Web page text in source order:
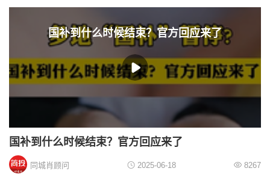
国补到什么时候结束？官方回应来了
国补到什么时候结束？官方回应来了
同城肖顾问 2025-06-18 8267